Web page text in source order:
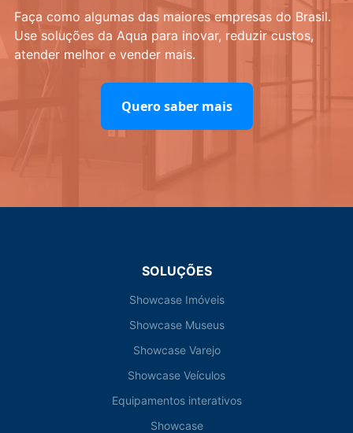
Faça como algumas das maiores empresas do Brasil.
Use soluções da Aqua para inovar, reduzir custos,
atender melhor e vender mais.
Quero saber mais
SOLUÇÕES
Showcase Imóveis
Showcase Museus
Showcase Varejo
Showcase Veículos
Equipamentos interativos
Showcase